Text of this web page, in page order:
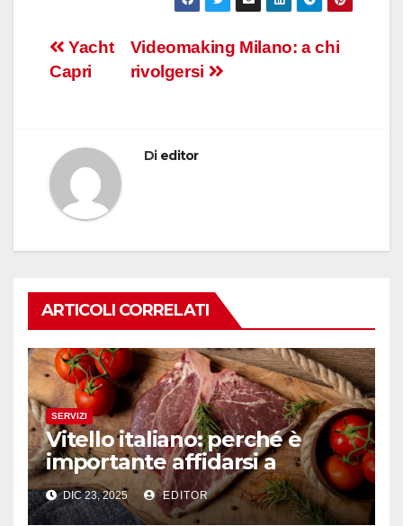
Navigazione
articoli
Videomaking Milano: a chi
rivolgersi
Yacht
Capri
Di editor
ARTICOLI CORRELATI
SERVIZI
Vitello italiano: perché è
importante affidarsi a
professionisti del settore
DIC 23, 2025 EDITOR